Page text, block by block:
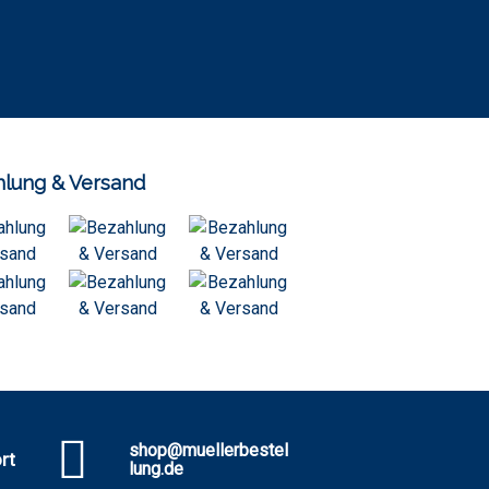
& Versand
shop@muellerbestel
lung.de